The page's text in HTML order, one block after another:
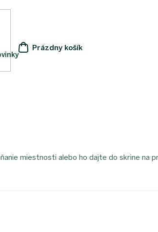
NÁKUPNÝ
Prázdny košík
miestnosti alebo ho dajte do skrine na